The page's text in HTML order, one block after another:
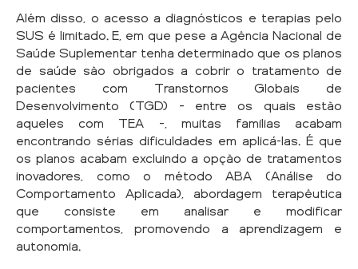
Além disso, o acesso a diagnósticos e terapias pelo
SUS é limitado. E, em que pese a Agência Nacional de
Saúde Suplementar tenha determinado que os planos
de saúde são obrigados a cobrir o tratamento de
pacientes com Transtornos Globais de
Desenvolvimento (TGD) – entre os quais estão
aqueles com TEA –, muitas famílias acabam
encontrando sérias dificuldades em aplicá-las. É que
os planos acabam excluindo a opção de tratamentos
inovadores, como o método ABA (Análise do
Comportamento Aplicada), abordagem terapêutica
que consiste em analisar e modificar
comportamentos, promovendo a aprendizagem e
autonomia.